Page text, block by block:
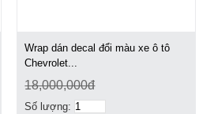
Wrap dán decal đổi màu xe ô tô
Chevrolet...
18,000,000đ
Số lượng: